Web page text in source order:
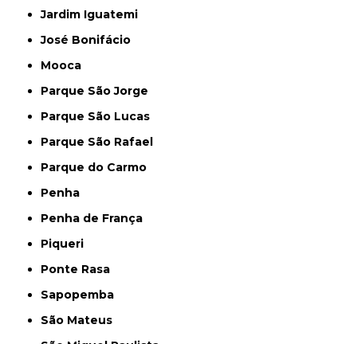
Jardim Iguatemi
José Bonifácio
Mooca
Parque São Jorge
Parque São Lucas
Parque São Rafael
Parque do Carmo
Penha
Penha de França
Piqueri
Ponte Rasa
Sapopemba
São Mateus